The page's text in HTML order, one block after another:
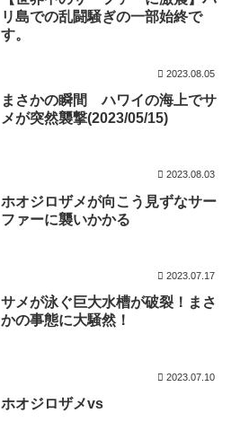
リ島での乱闘騒ぎの一部始終で
す。
2023.08.05
まさかの瞬間 ハワイの海上でサ
メが突然襲撃(2023/05/15)
2023.08.03
ホオジロザメが向こう見ずなサー
ファーに襲いかかる
2023.07.17
サメが泳ぐ巨大水槽が破裂！まさ
かの事態に大騒然！
2023.07.10
ホオジロザメvs